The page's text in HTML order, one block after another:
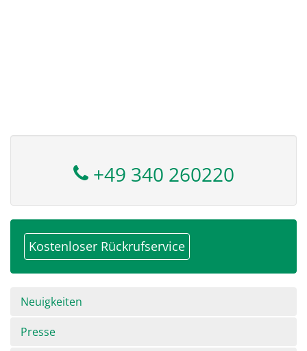
+49 340 260220
Kostenloser Rückrufservice
Navigation
überspringen
Neuigkeiten
Presse